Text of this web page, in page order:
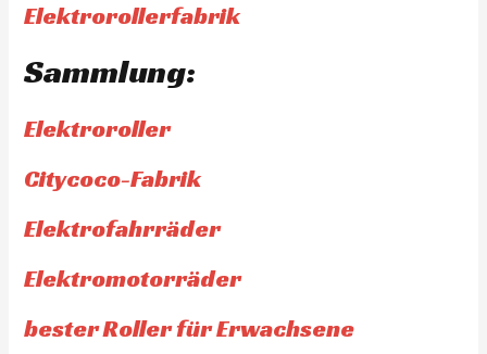
Elektrorollerfabrik
Sammlung:
Elektroroller
Citycoco-Fabrik
Elektrofahrräder
Elektromotorräder
bester Roller für Erwachsene